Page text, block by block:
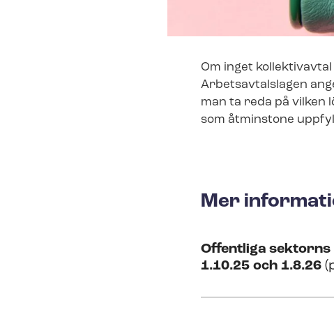
Om inget
Arbetsavtalslagen
man ta reda på vilken
som åtminstone
Mer
Offentliga sektorns
1.10.25 och 1.8.26